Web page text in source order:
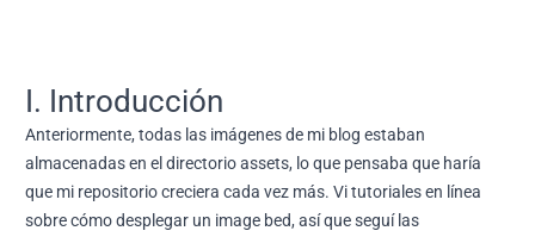
I. Introducción
Anteriormente, todas las imágenes de mi blog estaban
almacenadas en el directorio assets, lo que pensaba que haría
que mi repositorio creciera cada vez más. Vi tutoriales en línea
sobre cómo desplegar un image bed, así que seguí las